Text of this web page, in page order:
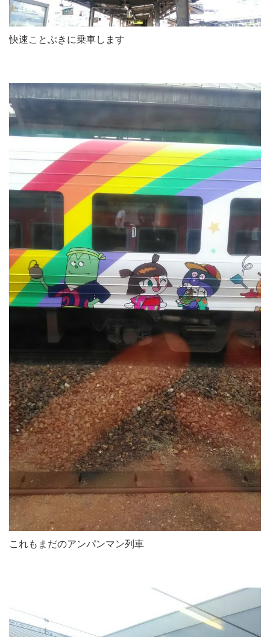
快速ことぶきに乗車します
これもまだのアンパンマン列車